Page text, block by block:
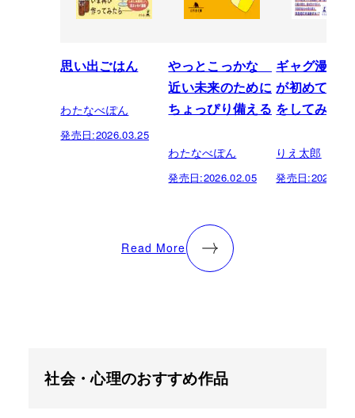
思い出ごはん
わたなべぽん
発売日:2026.03.25
やっとこっかな
近い未来のために
ちょっぴり備える
わたなべぽん
発売日:2026.02.05
ギャグ漫画
が初めて中
をしてみたら
りえ太郎
発売日:
Read More
社会・心理のおすすめ作品